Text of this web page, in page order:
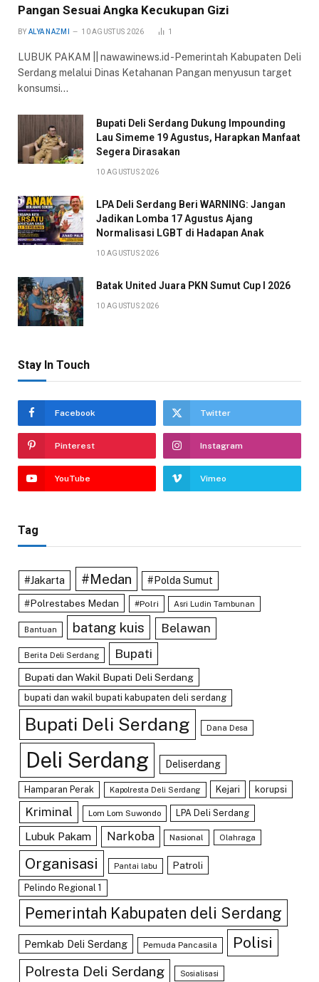
Pangan Sesuai Angka Kecukupan Gizi
BY ALYA NAZMI 10 AGUSTUS 2026 1
LUBUK PAKAM || nawawinews.id -Pemerintah Kabupaten Deli
Serdang melalui Dinas Ketahanan Pangan menyusun target
konsumsi…
Bupati Deli Serdang Dukung Impounding
Lau Simeme 19 Agustus, Harapkan Manfaat
Segera Dirasakan
10 AGUSTUS 2026
LPA Deli Serdang Beri WARNING: Jangan
Jadikan Lomba 17 Agustus Ajang
Normalisasi LGBT di Hadapan Anak
10 AGUSTUS 2026
Batak United Juara PKN Sumut Cup I 2026
10 AGUSTUS 2026
Stay In Touch
Facebook Twitter
Pinterest Instagram
YouTube Vimeo
Tag
#Jakarta #Medan
#Polda Sumut
#Polrestabes Medan
#Polri Asri Ludin Tambunan
Bantuan batang kuis Belawan
Berita Deli Serdang Bupati
Bupati dan Wakil Bupati Deli Serdang
bupati dan wakil bupati kabupaten deli serdang
Bupati Deli Serdang Dana Desa
Deli Serdang Deliserdang
Hamparan Perak Kapolresta Deli Serdang Kejari korupsi
Kriminal Lom Lom Suwondo LPA Deli Serdang
Lubuk Pakam Narkoba Nasional Olahraga
Organisasi Pantai labu Patroli
Pelindo Regional 1
Pemerintah Kabupaten deli Serdang
Pemkab Deli Serdang Pemuda Pancasila Polisi
Polresta Deli Serdang Sosialisasi